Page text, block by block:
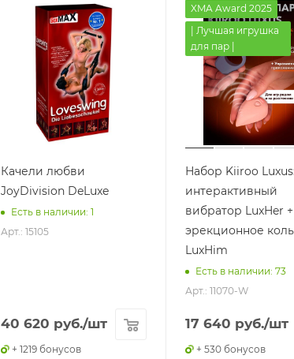
Качели любви
JoyDivision DeLuxe
Есть в наличии: 1
Арт.: 15105
40 620 руб./шт
+ 1219 бонусов
XMA Award 2025
| Лучшая игрушка
для пар |
Набор Kiiroo Luxus:
интерактивный
вибратор LuxHer +
эрекционное
LuxHim
Есть в наличии: 73
Арт.: 11070-W
17 640 руб./шт
+ 530 бонусов